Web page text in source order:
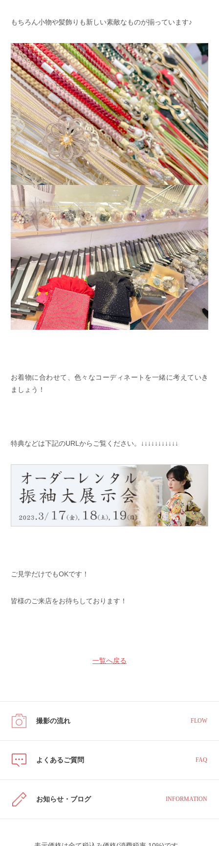
もちろん小物や髪飾りも新しい素敵なものが揃っています♪
お着物に合わせて、色々なコーディネートを一緒に考えていき
ましょう！
特典などは下記のURLからご覧ください。↓↓↓↓↓↓↓↓↓↓↓
ご見学だけでもOKです！
皆様のご来店をお待ちしております！
一覧へ戻る
撮影の流れ FLOW
よくあるご質問 FAQ
お知らせ・ブログ INFORMATION